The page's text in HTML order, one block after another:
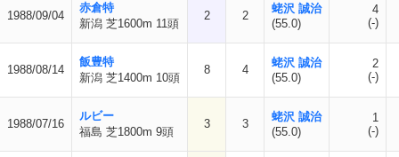
1988/09/04
赤倉特
新潟 芝1600m 11頭
2 2
蛯沢 誠治
(55.0)
4
(-)
1988/08/14
飯豊特
新潟 芝1400m 10頭
8 4
蛯沢 誠治
(55.0)
2
(-)
1988/07/16
ルビー
福島 芝1800m 9頭
3 3
蛯沢 誠治
(55.0)
1
(-)